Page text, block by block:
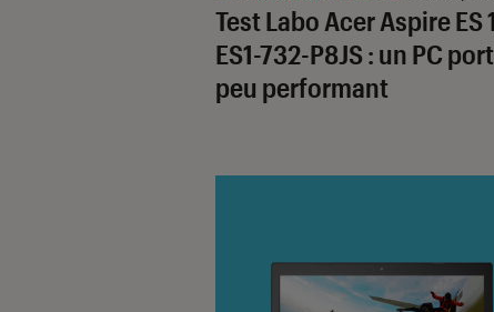
Test Labo Acer Aspire ES
ES1-732-P8JS : un PC
peu performant